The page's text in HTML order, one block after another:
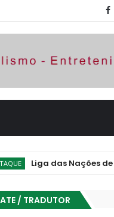
das Nações de Vôlei:
/ TRADUTOR